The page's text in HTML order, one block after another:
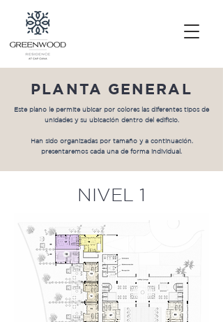
PLANTA GENERAL
Este plano le permite ubicar por colores las diferentes tipos de
unidades y su ubicación dentro del edificio.
Han sido organizadas por tamaño y a continuación.
presentaremos cada una de forma individual.
NIVEL 1